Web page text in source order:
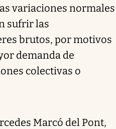
variaciones normales
sufrir las
brutos, por motivos
demanda de
colectivas o
Marcó del Pont,